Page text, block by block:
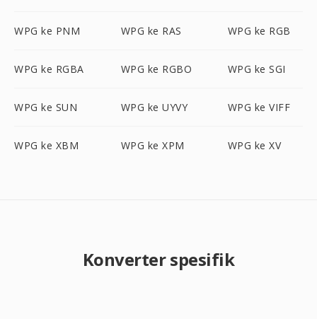
WPG ke PNM WPG ke RAS WPG ke RGB
WPG ke RGBA WPG ke RGBO WPG ke SGI
WPG ke SUN WPG ke UYVY WPG ke VIFF
WPG ke XBM WPG ke XPM WPG ke XV
Konverter spesifik